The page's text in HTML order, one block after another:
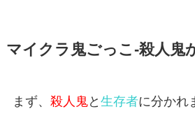
マイクラ鬼ごっこ-殺人鬼
まず、 殺人鬼と 生存者に分かれ